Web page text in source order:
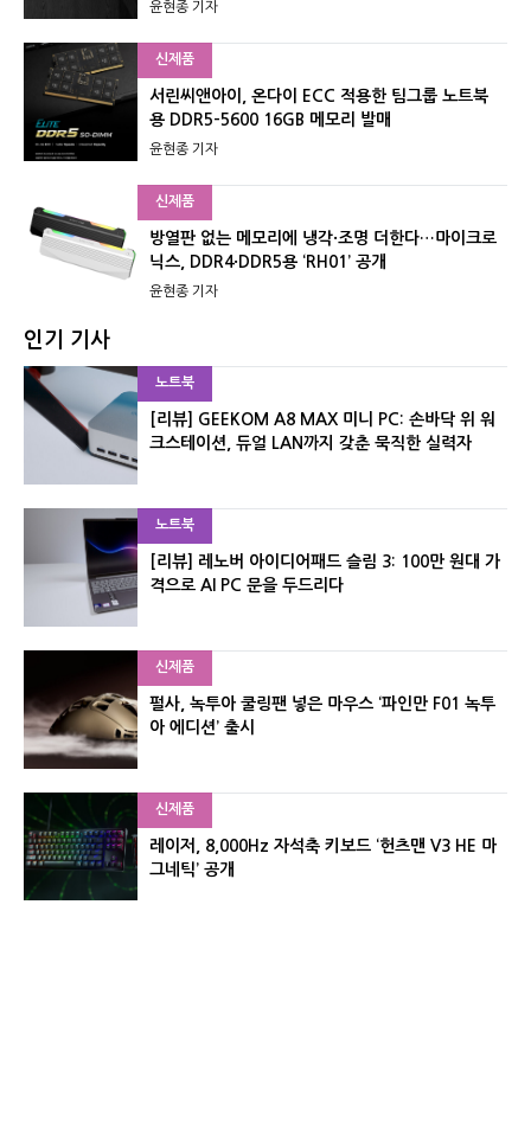
윤현종 기자
신제품
서린씨앤아이, 온다이 ECC 적용한 팀그룹 노트북
용 DDR5-5600 16GB 메모리 발매
윤현종 기자
신제품
방열판 없는 메모리에 냉각·조명 더한다…마이크로
닉스, DDR4·DDR5용 ‘RH01’ 공개
윤현종 기자
인기 기사
노트북
[리뷰] GEEKOM A8 MAX 미니 PC: 손바닥 위 워
크스테이션, 듀얼 LAN까지 갖춘 묵직한 실력자
노트북
[리뷰] 레노버 아이디어패드 슬림 3: 100만 원대 가
격으로 AI PC 문을 두드리다
신제품
펄사, 녹투아 쿨링팬 넣은 마우스 ‘파인만 F01 녹투
아 에디션’ 출시
신제품
레이저, 8,000Hz 자석축 키보드 ‘헌츠맨 V3 HE 마
그네틱’ 공개